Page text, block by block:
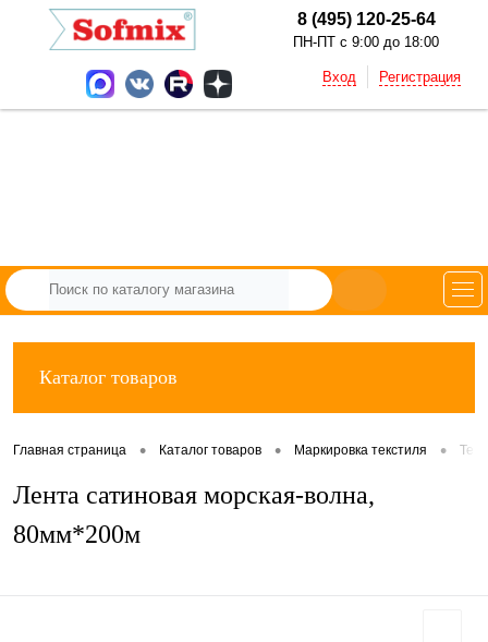
8 (495) 120-25-64
ПН-ПТ с 9:00 до 18:00
Вход Регистрация
Каталог товаров
Главная страница • Каталог товаров • Маркировка текстиля •
Лента сатиновая морская-волна,
80мм*200м